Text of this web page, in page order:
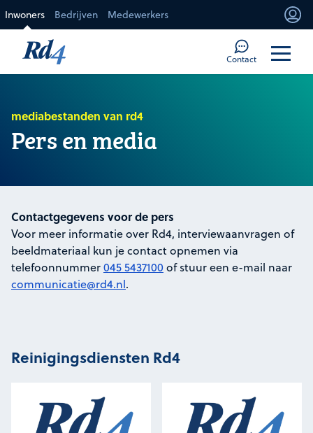
Inwoners Bedrijven Medewerkers
Contact
mediabestanden van rd4
Pers en media
Contactgegevens voor de pers
Voor meer informatie over Rd4, interviewaanvragen of
beeldmateriaal kun je contact opnemen via
telefoonnummer045 5437100of stuur een e-mail naar
communicatie@rd4.nl.
Reinigingsdiensten Rd4